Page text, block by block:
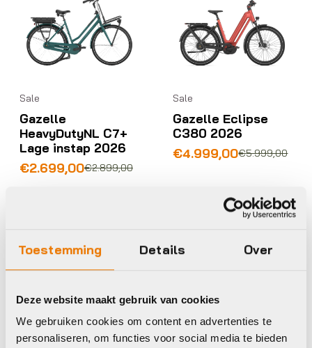
Toestemming Details Over
Deze website maakt gebruik van cookies
We gebruiken cookies om content en advertenties te
personaliseren, om functies voor social media te bieden
Sale
Gazelle
HeavyDutyNL C7+
Lage instap 2026
€2.899,00
Oorspronkelijke
€2.699,00
Huidige
Sale
Gazelle Eclipse
C380 2026
€5.999,00
Oorspronkelijke
€5.999,00.
€4.999,00
Huidige
€4.999,00.
Op voorraad in winkel